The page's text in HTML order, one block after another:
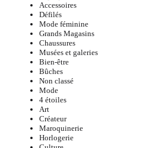
Accessoires
Défilés
Mode féminine
Grands Magasins
Chaussures
Musées et galeries
Bien-être
Bûches
Non classé
Mode
4 étoiles
Art
Créateur
Maroquinerie
Horlogerie